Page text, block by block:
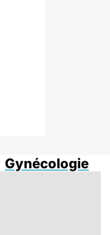
Gynécologie